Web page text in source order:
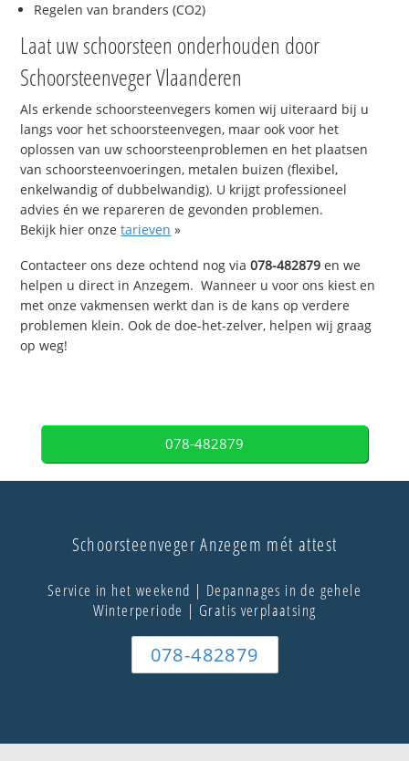
Regelen van branders (CO2)
Laat uw schoorsteen onderhouden door
Schoorsteenveger Vlaanderen
Als erkende schoorsteenvegers komen wij uiteraard bij u
langs voor het schoorsteenvegen, maar ook voor het
oplossen van uw schoorsteenproblemen en het plaatsen
van schoorsteenvoeringen, metalen buizen (flexibel,
enkelwandig of dubbelwandig). U krijgt professioneel
advies én we repareren de gevonden problemen.
Bekijk hier onzetarieven »
Contacteer ons deze ochtend nog via078-482879 en we
helpen u direct in Anzegem. Wanneer u voor ons kiest en
met onze vakmensen werkt dan is de kans op verdere
problemen klein. Ook de doe-het-zelver, helpen wij graag
op weg!
078-482879
Schoorsteenveger Anzegem mét attest
Service in het weekend | Depannages in de gehele
Winterperiode | Gratis verplaatsing
078-482879